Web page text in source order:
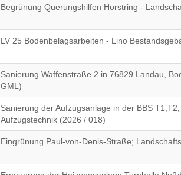
Begrünung Querungshilfen Horstring -
LV 25 Bodenbelagsarbeiten - Lino
Sanierung Waffenstraße 2 in 76829 Landau,
GML)
Sanierung der Aufzugsanlage in der BBS
Aufzugstechnik (2026 / 018)
Eingrünung Paul-von-Denis-Straße;